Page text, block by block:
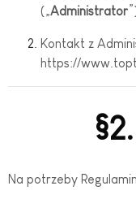
(„Administrator
Kontakt z
https://
Na potrzeby